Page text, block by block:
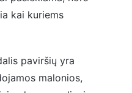
kai kuriems
paviršių yra
malonios,